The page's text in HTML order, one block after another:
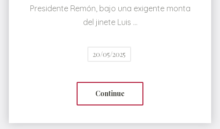
Presidente Remón, bajo una exigente monta
del jinete Luis …
20/05/2025
Continue